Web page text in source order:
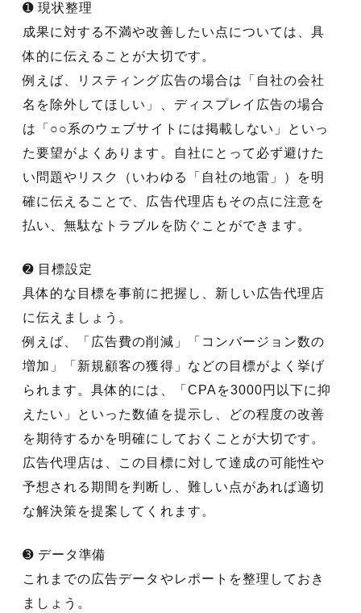
➊ 現状整理
成果に対する不満や改善したい点については、具
体的に伝えることが大切です。
例えば、リスティング広告の場合は「自社の会社
名を除外してほしい」、ディスプレイ広告の場合
は「○○系のウェブサイトには掲載しない」といっ
た要望がよくあります。自社にとって必ず避けた
い問題やリスク（いわゆる「自社の地雷」）を明
確に伝えることで、広告代理店もその点に注意を
払い、無駄なトラブルを防ぐことができます。
➋ 目標設定
具体的な目標を事前に把握し、新しい広告代理店
に伝えましょう。
例えば、「広告費の削減」「コンバージョン数の
増加」「新規顧客の獲得」などの目標がよく挙げ
られます。具体的には、「CPAを3000円以下に抑
えたい」といった数値を提示し、どの程度の改善
を期待するかを明確にしておくことが大切です。
広告代理店は、この目標に対して達成の可能性や
予想される期間を判断し、難しい点があれば適切
な解決策を提案してくれます。
➌ データ準備
これまでの広告データやレポートを整理しておき
ましょう。